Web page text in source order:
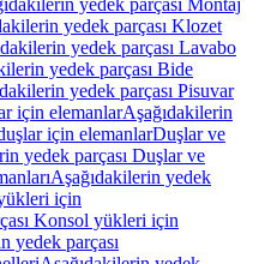
yedek parçası Montaj
yedek parçası Klozet
yedek parçası Lavabo
yedek parçası Bide
yedek parçası Pisuvar
için elemanlarAşağıdakilerin
için elemanlarDuşlar ve
yedek parçası Duşlar ve
Aşağıdakilerin yedek
için
Konsol yükleri için
yedek parçası